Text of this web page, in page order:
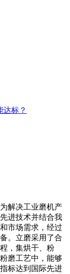
达标？
解决工业磨机产
进技术并结合我
市场需求，经过
。立磨采用了合
，集烘干、粉
磨工艺中，能够
标达到国际先进